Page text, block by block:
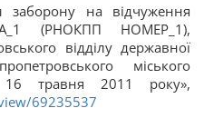
заборону на відчуження
(РНОКПП НОМЕР_1),
відділу державної
міського
16 травня 2011 року»,
69235537